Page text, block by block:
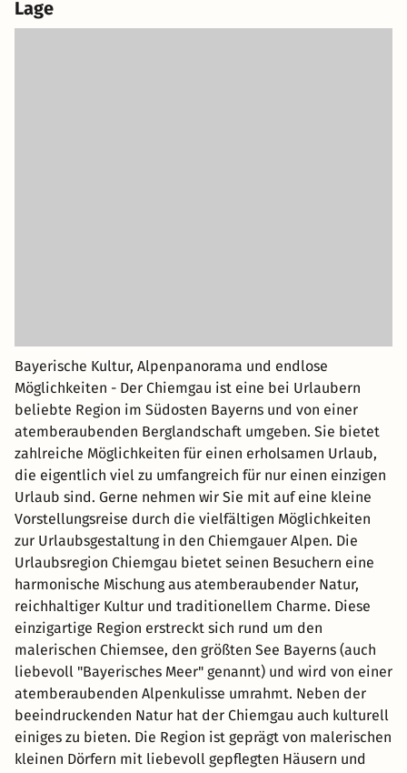
Lage
Bayerische Kultur, Alpenpanorama und endlose
Möglichkeiten - Der Chiemgau ist eine bei Urlaubern
beliebte Region im Südosten Bayerns und von einer
atemberaubenden Berglandschaft umgeben. Sie bietet
zahlreiche Möglichkeiten für einen erholsamen Urlaub,
die eigentlich viel zu umfangreich für nur einen einzigen
Urlaub sind. Gerne nehmen wir Sie mit auf eine kleine
Vorstellungsreise durch die vielfältigen Möglichkeiten
zur Urlaubsgestaltung in den Chiemgauer Alpen. Die
Urlaubsregion Chiemgau bietet seinen Besuchern eine
harmonische Mischung aus atemberaubender Natur,
reichhaltiger Kultur und traditionellem Charme. Diese
einzigartige Region erstreckt sich rund um den
malerischen Chiemsee, den größten See Bayerns (auch
liebevoll "Bayerisches Meer" genannt) und wird von einer
atemberaubenden Alpenkulisse umrahmt. Neben der
beeindruckenden Natur hat der Chiemgau auch kulturell
einiges zu bieten. Die Region ist geprägt von malerischen
kleinen Dörfern mit liebevoll gepflegten Häusern und